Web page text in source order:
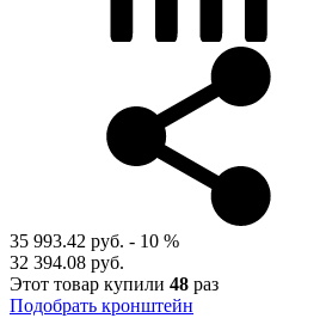
35 993.42 руб. - 10 %
32 394.08 руб.
Этот товар купили 48 раз
Подобрать кронштейн